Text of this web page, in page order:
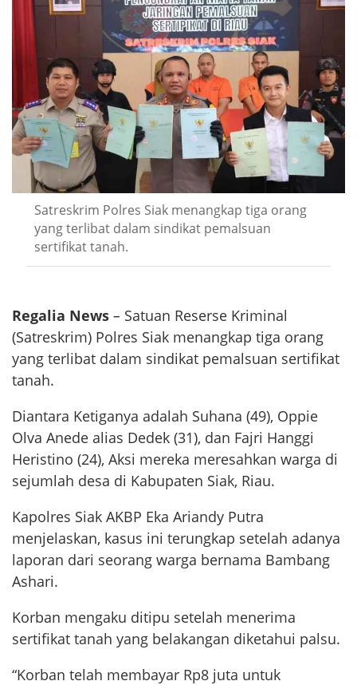
Satreskrim Polres Siak menangkap tiga orang
yang terlibat dalam sindikat pemalsuan
sertifikat tanah.
Regalia News – Satuan Reserse Kriminal
(Satreskrim) Polres Siak menangkap tiga orang
yang terlibat dalam sindikat pemalsuan sertifikat
tanah.
Diantara Ketiganya adalah Suhana (49), Oppie
Olva Anede alias Dedek (31), dan Fajri Hanggi
Heristino (24), Aksi mereka meresahkan warga di
sejumlah desa di Kabupaten Siak, Riau.
Kapolres Siak AKBP Eka Ariandy Putra
menjelaskan, kasus ini terungkap setelah adanya
laporan dari seorang warga bernama Bambang
Ashari.
Korban mengaku ditipu setelah menerima
sertifikat tanah yang belakangan diketahui palsu.
“Korban telah membayar Rp8 juta untuk